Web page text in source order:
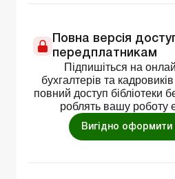
Повна версія
передплатникам
Підпишіться на
бухгалтерів та
повний доступ бібліотеки
роблять вашу роботу
Вигідно оформити